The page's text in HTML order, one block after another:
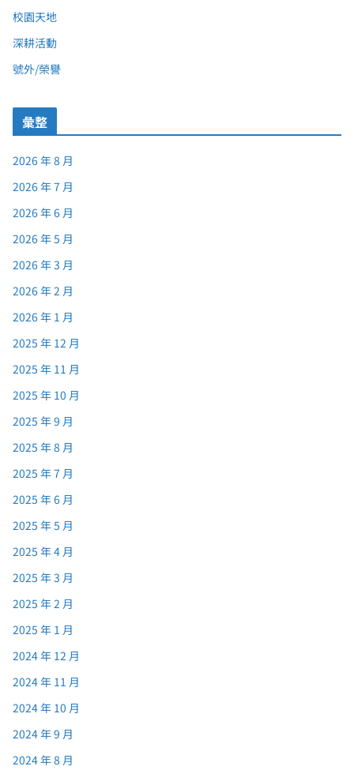
校園天地
深耕活動
號外/榮譽
彙整
2026 年 8 月
2026 年 7 月
2026 年 6 月
2026 年 5 月
2026 年 3 月
2026 年 2 月
2026 年 1 月
2025 年 12 月
2025 年 11 月
2025 年 10 月
2025 年 9 月
2025 年 8 月
2025 年 7 月
2025 年 6 月
2025 年 5 月
2025 年 4 月
2025 年 3 月
2025 年 2 月
2025 年 1 月
2024 年 12 月
2024 年 11 月
2024 年 10 月
2024 年 9 月
2024 年 8 月